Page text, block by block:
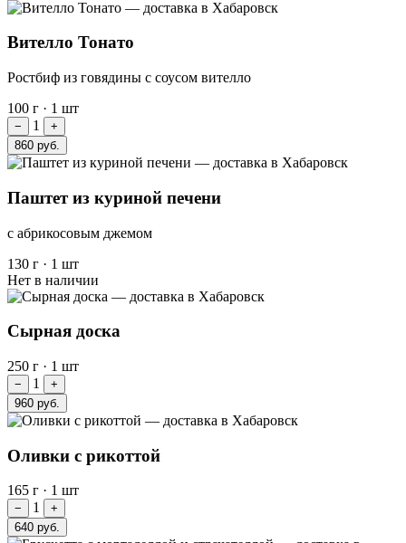
Вителло Тонато
Ростбиф из говядины с соусом вителло
100 г · 1 шт
− 1
+
860 руб.
Паштет из куриной печени
с абрикосовым джемом
130 г · 1 шт
Нет в наличии
Сырная доска
250 г · 1 шт
− 1
+
960 руб.
Оливки с рикоттой
165 г · 1 шт
− 1
+
640 руб.